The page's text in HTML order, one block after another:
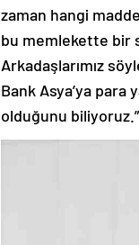
zaman hangi
bu memlekette bir
Arkadaşlarımız
Bank Asya’ya para
olduğunu